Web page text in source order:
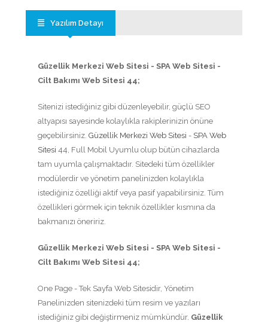
Yazılım Detayı
Güzellik Merkezi Web Sitesi - SPA Web Sitesi -
Cilt Bakımı Web Sitesi 44;
Sitenizi istediğiniz gibi düzenleyebilir, güçlü SEO
altyapısı sayesinde kolaylıkla rakiplerinizin önüne
geçebilirsiniz. Güzellik Merkezi Web Sitesi - SPA Web
Sitesi 44, Full Mobil Uyumlu olup bütün cihazlarda
tam uyumla çalışmaktadır. Sitedeki tüm özellikler
modülerdir ve yönetim panelinizden kolaylıkla
istediğiniz özelliği aktif veya pasif yapabilirsiniz. Tüm
özellikleri görmek için teknik özellikler kısmına da
bakmanızı öneririz.
Güzellik Merkezi Web Sitesi - SPA Web Sitesi -
Cilt Bakımı Web Sitesi 44;
One Page - Tek Sayfa Web Sitesidir, Yönetim
Panelinizden sitenizdeki tüm resim ve yazıları
istediğiniz gibi değiştirmeniz mümkündür. Güzellik